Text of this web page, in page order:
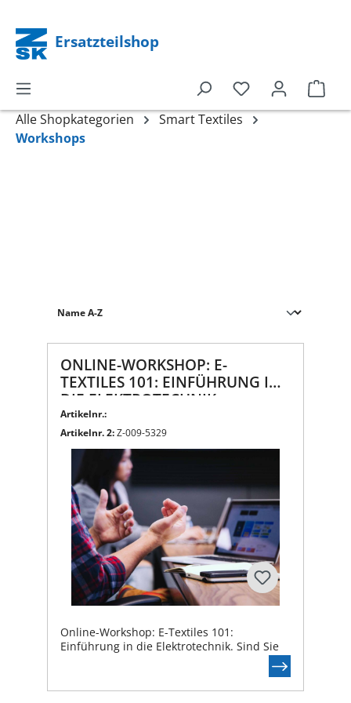
Ersatzteilshop
Alle Shopkategorien
Smart Textiles
Workshops
ONLINE-WORKSHOP: E-
TEXTILES 101: EINFÜHRUNG IN
DIE ELEKTROTECHNIK
Artikelnr.:
Artikelnr. 2:Z-009-5329
Online-Workshop: E-Textiles 101:
Einführung in die Elektrotechnik. Sind Sie
daran interessiert, die aufregende Welt der
Smart Textiles zu erkunden, wissen aber
nicht genau, wo Sie anfangen sollen?